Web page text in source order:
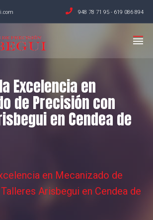
948 78 71 95 - 619 086 894
Excelencia en
de Precisión con
en Cendea de
en Mecanizado de
Arisbegui en Cendea de